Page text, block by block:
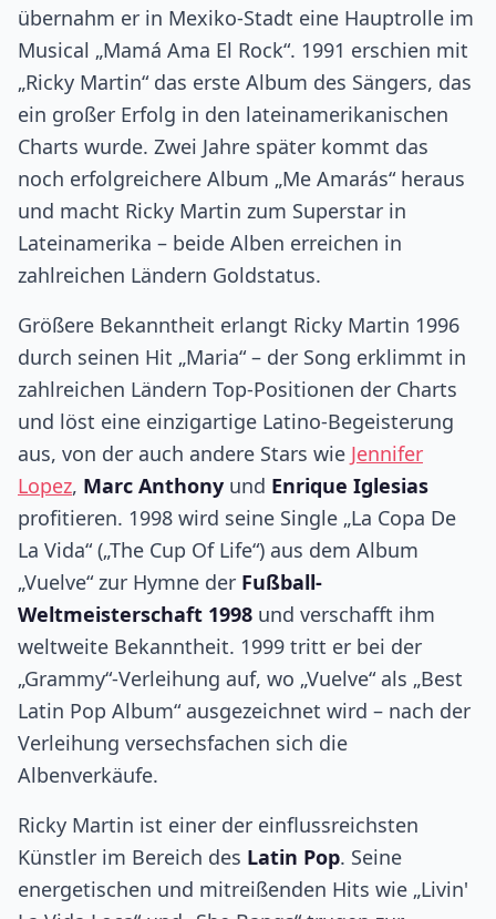
übernahm er in Mexiko-Stadt eine Hauptrolle im
Musical „Mamá Ama El Rock“. 1991 erschien mit
„Ricky Martin“ das erste Album des Sängers, das
ein großer Erfolg in den lateinamerikanischen
Charts wurde. Zwei Jahre später kommt das
noch erfolgreichere Album „Me Amarás“ heraus
und macht Ricky Martin zum Superstar in
Lateinamerika – beide Alben erreichen in
zahlreichen Ländern Goldstatus.
Größere Bekanntheit erlangt Ricky Martin 1996
durch seinen Hit „Maria“ – der Song erklimmt in
zahlreichen Ländern Top-Positionen der Charts
und löst eine einzigartige Latino-Begeisterung
aus, von der auch andere Stars wie Jennifer
Lopez, Marc Anthony und Enrique Iglesias
profitieren. 1998 wird seine Single „La Copa De
La Vida“ („The Cup Of Life“) aus dem Album
„Vuelve“ zur Hymne der Fußball-
Weltmeisterschaft 1998 und verschafft ihm
weltweite Bekanntheit. 1999 tritt er bei der
„Grammy“-Verleihung auf, wo „Vuelve“ als „Best
Latin Pop Album“ ausgezeichnet wird – nach der
Verleihung versechsfachen sich die
Albenverkäufe.
Ricky Martin ist einer der einflussreichsten
Künstler im Bereich des Latin Pop. Seine
energetischen und mitreißenden Hits wie „Livin'